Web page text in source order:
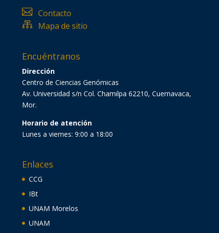
 Contacto
 Mapa de sitio
Encuéntranos
Dirección
Centro de Ciencias Genómicas
Av. Universidad s/n Col. Chamilpa 62210, Cuernavaca,
Mor.
Horario de atención
Lunes a viernes: 9:00 a 18:00
Enlaces
CCG
IBt
UNAM Morelos
UNAM